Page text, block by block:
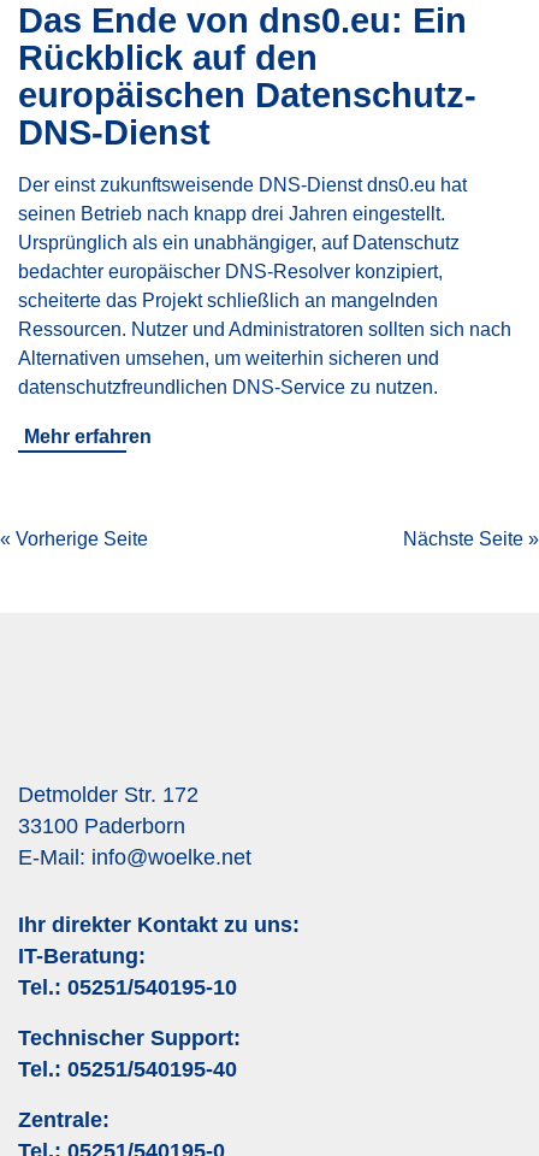
Das Ende von dns0.eu: Ein
Rückblick auf den
europäischen Datenschutz-
DNS-Dienst
Der einst zukunftsweisende DNS-Dienst dns0.eu hat
seinen Betrieb nach knapp drei Jahren eingestellt.
Ursprünglich als ein unabhängiger, auf Datenschutz
bedachter europäischer DNS-Resolver konzipiert,
scheiterte das Projekt schließlich an mangelnden
Ressourcen. Nutzer und Administratoren sollten sich nach
Alternativen umsehen, um weiterhin sicheren und
datenschutzfreundlichen DNS-Service zu nutzen.
Mehr erfahren
« Vorherige Seite Nächste Seite »
Detmolder Str. 172
33100 Paderborn
E-Mail: info@woelke.net
Ihr direkter Kontakt zu uns:
IT-Beratung:
Tel.: 05251/540195-10
Technischer Support:
Tel.: 05251/540195-40
Zentrale:
Tel.: 05251/540195-0